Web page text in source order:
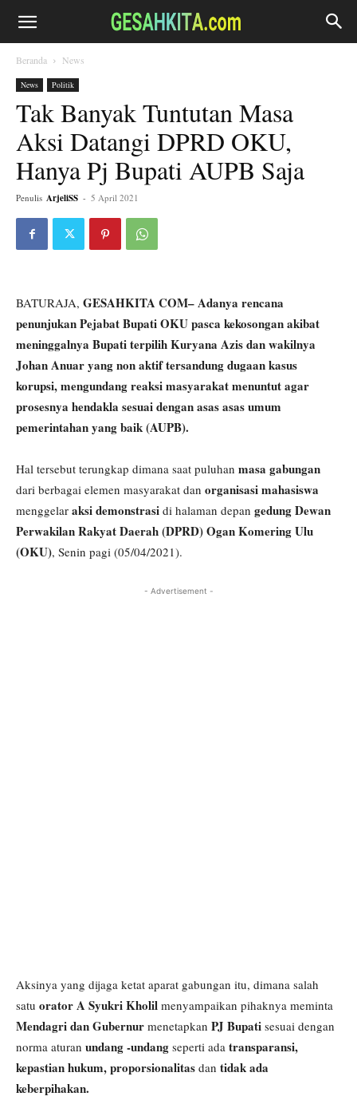
Beranda News
News Politik
Tak Banyak Tuntutan Masa
Aksi Datangi DPRD OKU,
Hanya Pj Bupati AUPB Saja
Penulis ArjeliSS - 5 April 2021
BATURAJA, GESAHKITA COM– Adanya rencana
penunjukan Pejabat Bupati OKU pasca kekosongan akibat
meninggalnya Bupati terpilih Kuryana Azis dan wakilnya
Johan Anuar yang non aktif tersandung dugaan kasus
korupsi, mengundang reaksi masyarakat menuntut agar
prosesnya hendakla sesuai dengan asas asas umum
pemerintahan yang baik (AUPB).
Hal tersebut terungkap dimana saat puluhan masa gabungan
dari berbagai elemen masyarakat dan organisasi mahasiswa
menggelar aksi demonstrasi di halaman depan gedung Dewan
Perwakilan Rakyat Daerah (DPRD) Ogan Komering Ulu
(OKU), Senin pagi (05/04/2021).
- Advertisement -
Aksinya yang dijaga ketat aparat gabungan itu, dimana salah
satu orator A Syukri Kholil menyampaikan pihaknya meminta
Mendagri dan Gubernur menetapkan PJ Bupati sesuai dengan
norma aturan undang -undang seperti ada transparansi,
kepastian hukum, proporsionalitas dan tidak ada
keberpihakan.